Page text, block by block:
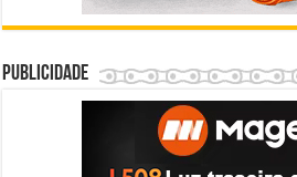
Publicidade